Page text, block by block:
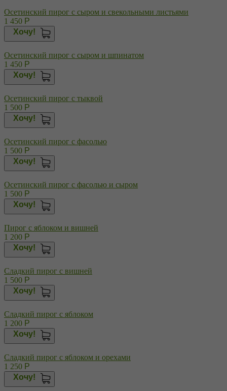
Осетинский пирог с сыром и свекольными листьями
1 450 Р
Хочу!
Осетинский пирог с сыром и шпинатом
1 450 Р
Хочу!
Осетинский пирог с тыквой
1 500 Р
Хочу!
Осетинский пирог с фасолью
1 500 Р
Хочу!
Осетинский пирог с фасолью и сыром
1 500 Р
Хочу!
Пирог с яблоком и вишней
1 200 Р
Хочу!
Сладкий пирог с вишней
1 500 Р
Хочу!
Сладкий пирог с яблоком
1 200 Р
Хочу!
Сладкий пирог с яблоком и орехами
1 250 Р
Хочу!